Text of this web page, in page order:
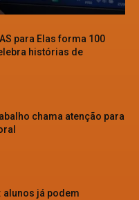
para Elas forma 100
histórias de
chama atenção para
alunos já podem